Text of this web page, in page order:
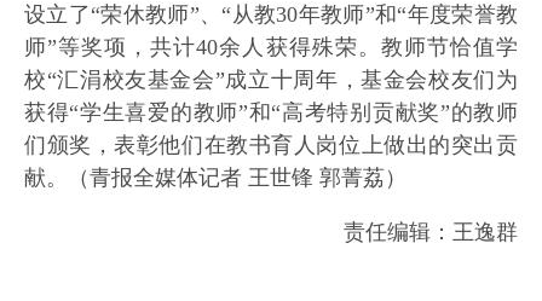
设立了“荣休教师”、“从教30年教师”和“年度荣誉教
师”等奖项，共计40余人获得殊荣。教师节恰值学
校“汇涓校友基金会”成立十周年，基金会校友们为
获得“学生喜爱的教师”和“高考特别贡献奖”的教师
们颁奖，表彰他们在教书育人岗位上做出的突出贡
献。（青报全媒体记者 王世锋 郭菁荔）
责任编辑：王逸群